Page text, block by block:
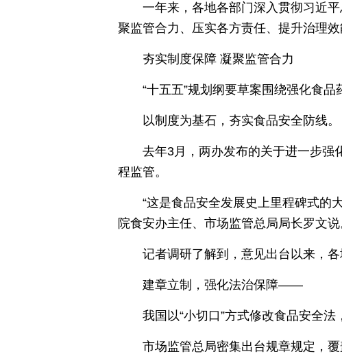
一年来，各地各部门深入贯彻习近
聚监管合力、压实各方责任、提升治理
夯实制度保障 凝聚监管合力
“十五五”规划纲要草案围绕强化食
以制度为基石，夯实食品安全防线。
去年3月，两办发布的关于进一步强
程监管。
“这是食品安全发展史上里程碑式的
院食安办主任、市场监管总局局长罗文说
记者调研了解到，意见出台以来，各
建章立制，强化法治保障——
我国以“小切口”方式修改食品安全
市场监管总局密集出台规章规定，